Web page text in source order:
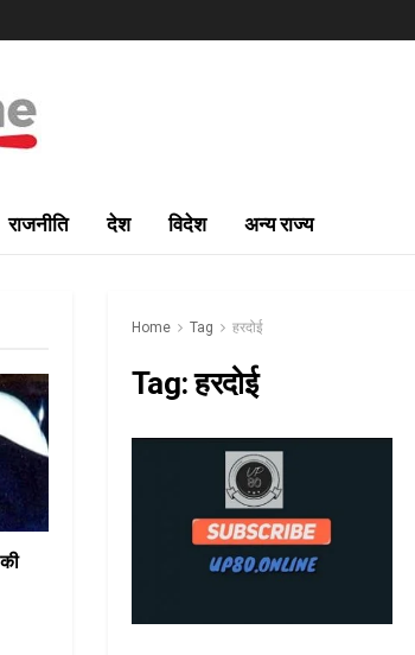
राजनीति देश विदेश अन्य राज्य
Home Tag हरदोई
Tag:हरदोई